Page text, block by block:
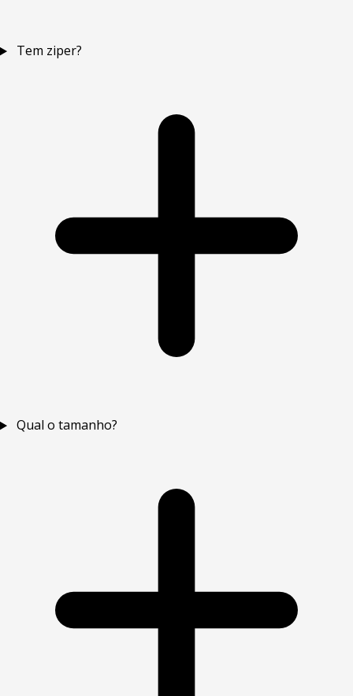
Tem ziper?
Qual o tamanho?